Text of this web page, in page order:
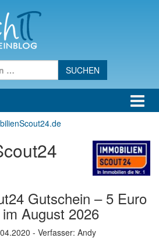
Gutschein – 5 Euro
August 2026
- Verfasser: Andy